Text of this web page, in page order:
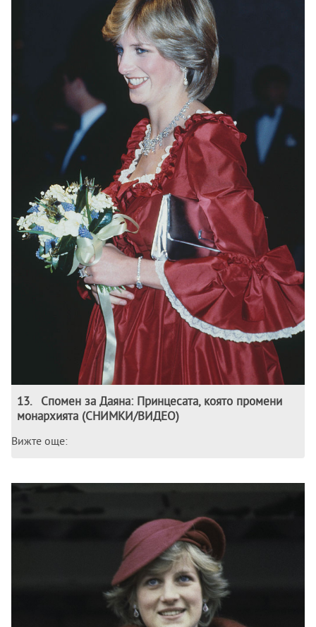
13.
Спомен за Даяна: Принцесата, която промени
монархията (СНИМКИ/ВИДЕО)
Вижте още: